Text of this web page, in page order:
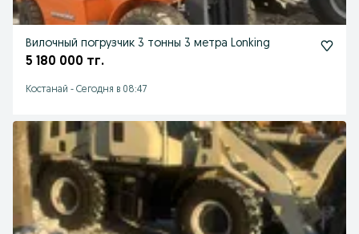
Вилочный погрузчик 3 тонны 3 метра Lonking
5 180 000 тг.
Костанай - Сегодня в 08:47